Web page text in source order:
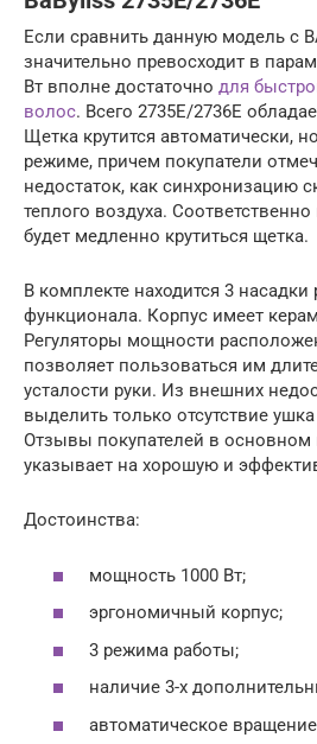
Если сравнить данную модель с
значительно превосходит в
Вт вполне достаточно для
волос. Всего 2735E/2736E
Щетка крутится автоматически,
режиме, причем покупатели
недостаток, как синхронизацию
теплого воздуха.
будет медленно крутиться щетка.
В комплекте находится 3
функционала. Корпус имеет
Регуляторы мощности
позволяет пользоваться им
усталости руки. Из внешних
выделить только отсутствие
Отзывы покупателей в основном
указывает на хорошую и
Достоинства:
мощность 1000 Вт;
эргономичный корпус;
3 режима работы;
наличие 3-х
автоматическое